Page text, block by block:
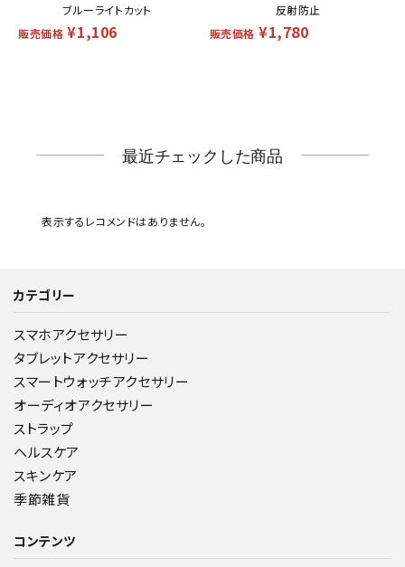
ブルーライトカット
販売価格 ¥1,106
反射防止
販売価格 ¥1,780
最近チェックした商品
表示するレコメンドはありません。
カテゴリー
スマホアクセサリー
タブレットアクセサリー
スマートウォッチアクセサリー
オーディオアクセサリー
ストラップ
ヘルスケア
スキンケア
季節雑貨
コンテンツ